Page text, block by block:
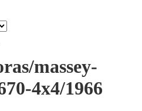
massey-
4x4/1966